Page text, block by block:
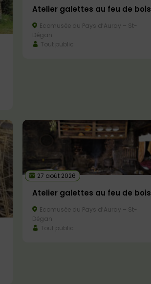
Atelier galettes au feu de bois
Ecomusée du Pays d’Auray – St-
Dégan
Tout public
27 août 2026
Atelier galettes au feu de bois
Ecomusée du Pays d’Auray – St-
Dégan
Tout public